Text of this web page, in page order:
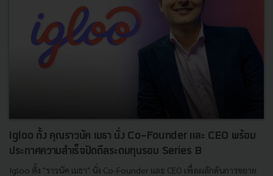
Igloo ตั้ง คุณราวนัค เมธา นั่ง Co-Founder และ CEO พร้อม
ประกาศความสำเร็จปิดดีลระดมทุนรอบ Series B
Igloo ตั้ง "ราวนัค เมธา" นั่ง Co-Founder และ CEO เพื่อผลักดันการขยาย